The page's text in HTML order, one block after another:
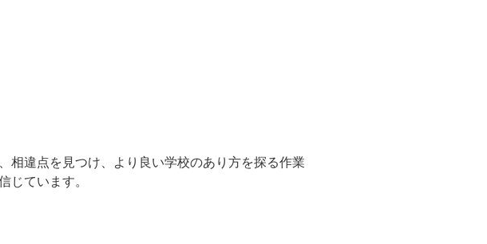
相違点を見つけ、より良い学校のあり方を探る作業
じています。